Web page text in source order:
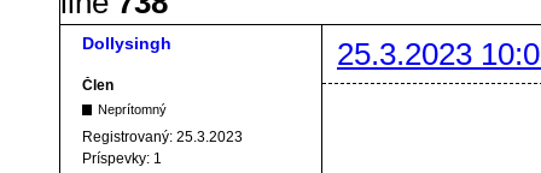
Dollysingh 25.3.2023
Člen
Neprítomný
Registrovaný: 25.3.2023
Príspevky: 1